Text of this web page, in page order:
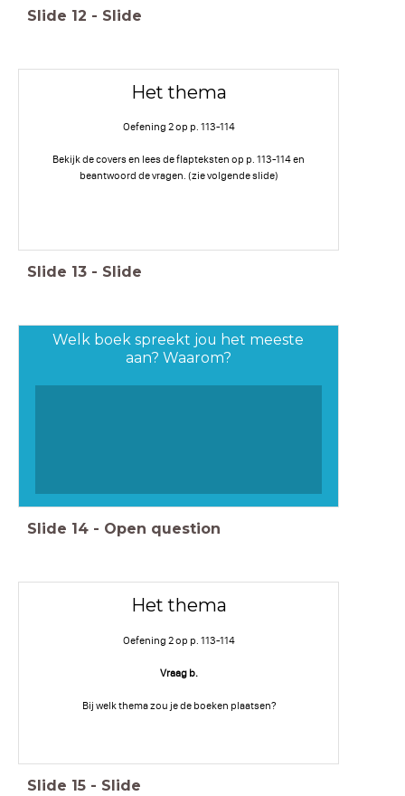
Slide 12 - Slide
Het thema
Oefening 2 op p. 113-114
Bekijk de covers en lees de flapteksten op p. 113-114 en
beantwoord de vragen. (zie volgende slide)
Slide 13 - Slide
Welk boek spreekt jou het meeste
aan? Waarom?
Slide 14 - Open question
Het thema
Oefening 2 op p. 113-114
Vraag b.
Bij welk thema zou je de boeken plaatsen?
Slide 15 - Slide